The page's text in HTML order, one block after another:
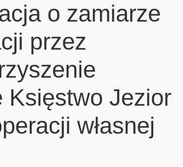
o zamiarze
przez
Księstwo Jezior
własnej